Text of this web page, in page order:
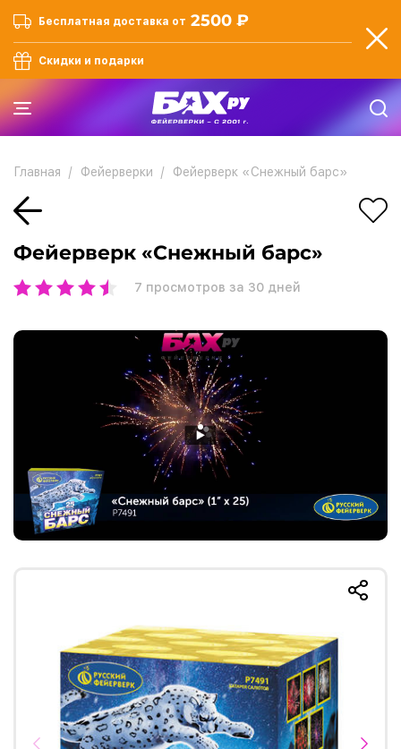
Бесплатная доставка от 2500 ₽
Скидки и подарки
Главная Фейерверки Фейерверк «Снежный барс»
Фейерверк «Снежный барс»
7 просмотров за 30 дней